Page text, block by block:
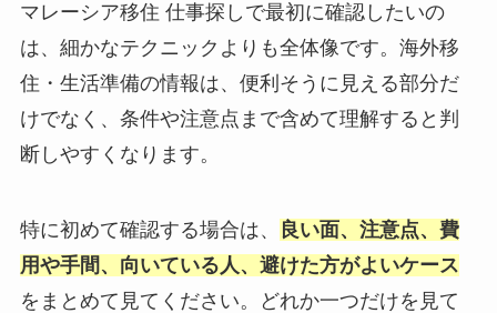
マレーシア移住 仕事探しで最初に確認したいの
は、細かなテクニックよりも全体像です。海外移
住・生活準備の情報は、便利そうに見える部分だ
けでなく、条件や注意点まで含めて理解すると判
断しやすくなります。
特に初めて確認する場合は、
良い面、注意点、費
用や手間、向いている人、避けた方がよいケース
をまとめて見てください。どれか一つだけを見て